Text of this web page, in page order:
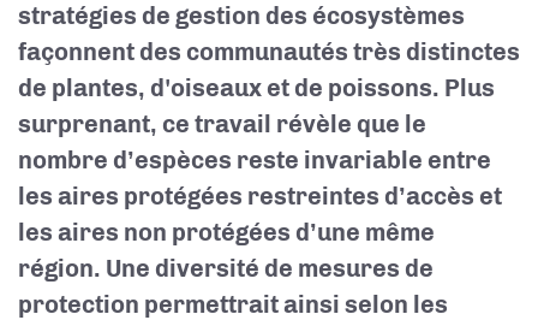
stratégies de gestion des écosystèmes
façonnent des communautés très distinctes
de plantes, d'oiseaux et de poissons. Plus
surprenant, ce travail révèle que le
nombre d’espèces reste invariable entre
les aires protégées restreintes d’accès et
les aires non protégées d’une même
région. Une diversité de mesures de
protection permettrait ainsi selon les